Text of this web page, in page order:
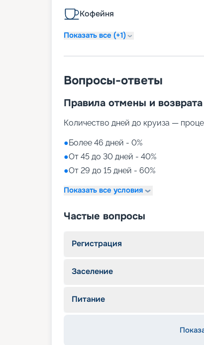
Кофейня
Показать все (+1)
Вопросы-ответы
Правила отмены и возврата
Количество дней до круиза —
●Более 46 дней - 0%
●От 45 до 30 дней - 40%
●От 29 до 15 дней - 60%
Показать все условия
Частые вопросы
Регистрация
Заселение
Питание